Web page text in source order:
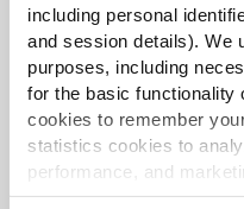
including personal
and session details). We
purposes, including
for the basic functionality
cookies to remember
statistics cookies to
performance, and
personalized content and
avaa arvokkaita
tuotteiden laatua
jopa aika-, henkilöstö-
kilpailijoista
-Maximaalinen Rapeus